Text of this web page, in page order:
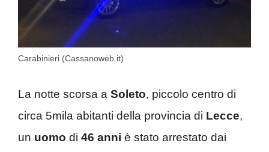
Carabinieri (Cassanoweb.it)
La notte scorsa a Soleto, piccolo centro di
circa 5mila abitanti della provincia di Lecce,
un uomo di 46 anni è stato arrestato dai